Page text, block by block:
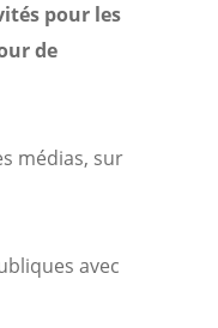
pour les
de
médias, sur
avec